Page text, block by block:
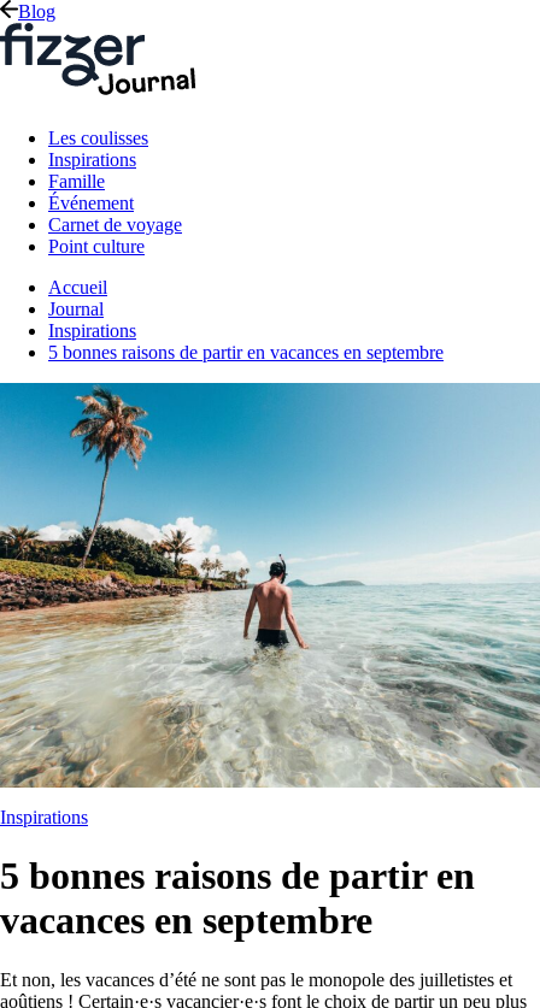
Blog
Les coulisses
Inspirations
Famille
Événement
Carnet de voyage
Point culture
Accueil
Journal
Inspirations
5 bonnes raisons de partir en vacances en septembre
Inspirations
5 bonnes raisons de partir en
vacances en septembre
Et non, les vacances d’été ne sont pas le monopole des juilletistes et
aoûtiens ! Certain·e·s vacancier·e·s font le choix de partir un peu plus